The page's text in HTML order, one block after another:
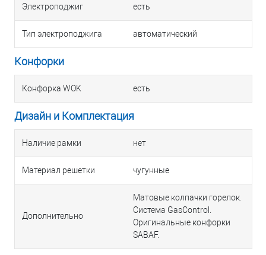
Электроподжиг есть
Тип электроподжига автоматический
Конфорки
Конфорка WOK есть
Дизайн и Комплектация
Наличие рамки нет
Материал решетки чугунные
Дополнительно
Матовые колпачки горелок.
Система GasControl.
Оригинальные конфорки
SABAF.